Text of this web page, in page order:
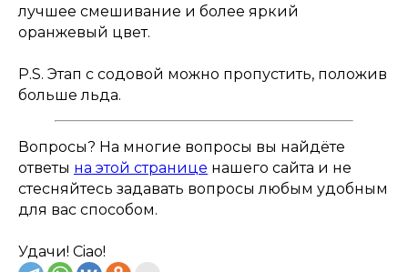
лучшее смешивание и более яркий
оранжевый цвет.
P.S. Этап с содовой можно пропустить, положив
больше льда.
Вопросы? На многие вопросы вы найдёте
ответы на этой странице нашего сайта и не
стесняйтесь задавать вопросы любым удобным
для вас способом.
Удачи! Ciao!